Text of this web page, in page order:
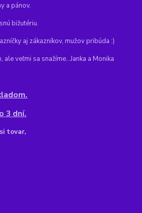
a pánov.
bižutériu.
aj zákazníkov, mužov pribúda :)
veľmi sa snažíme...Janka a Monika
3 dní.
tovar,